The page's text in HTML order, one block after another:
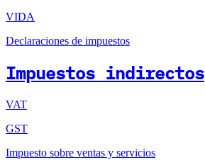
VIDA
Declaraciones de impuestos
Impuestos indirectos
VAT
GST
Impuesto sobre ventas y servicios